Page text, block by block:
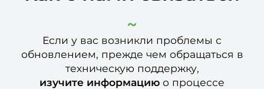
Если у вас возникли проблемы с
обновлением, прежде чем обращаться в
техническую поддержку,
изучите информацию о процессе